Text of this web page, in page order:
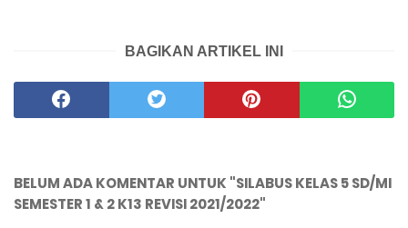
BAGIKAN ARTIKEL INI
BELUM ADA KOMENTAR UNTUK "SILABUS KELAS 5 SD/MI
SEMESTER 1 & 2 K13 REVISI 2021/2022"